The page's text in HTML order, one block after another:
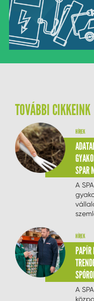
TOVÁBBI CIKKEINK
HÍREK
SPAR
A
HÍREK
PAPÍR
A